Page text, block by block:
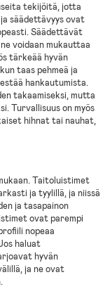
tekijöitä, jotta
säädettävyys ovat
Säädettävät
voidaan mukauttaa
tärkeää hyvän
taas pehmeä ja
hankautumista.
takaamiseksi, mutta
Turvallisuus on myös
hihnat tai nauhat,
Taitoluistimet
ja tyylillä, ja niissä
ja tasapainon
ovat parempi
nopeaa
haluat
hyvän
ja ne ovat